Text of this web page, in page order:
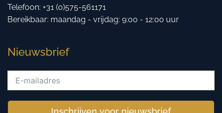
Telefoon: +31 (0)575-561171
Bereikbaar: maandag - vrijdag: 9:00 - 12:00 uur
Nieuwsbrief